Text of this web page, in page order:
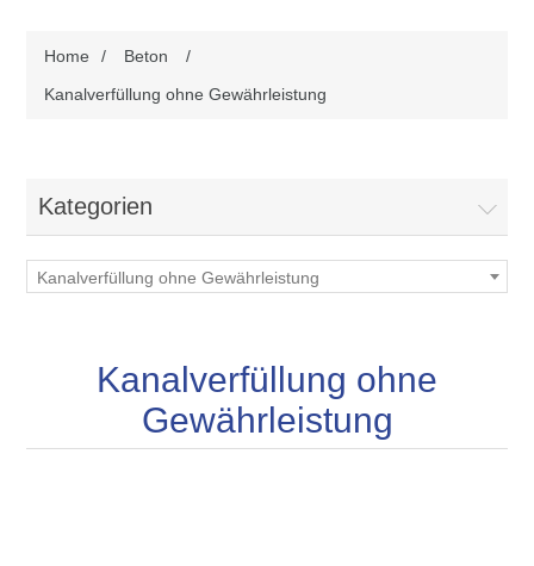
Home / Beton
/
Kanalverfüllung ohne Gewährleistung
Kategorien
Kanalverfüllung ohne Gewährleistung
Kanalverfüllung ohne
Gewährleistung